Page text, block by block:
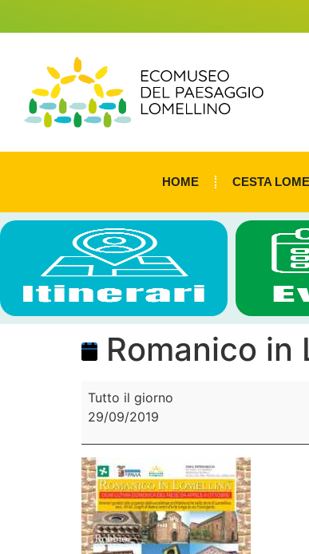
HOME CESTA
Romanico in
Tutto il giorno
29/09/2019